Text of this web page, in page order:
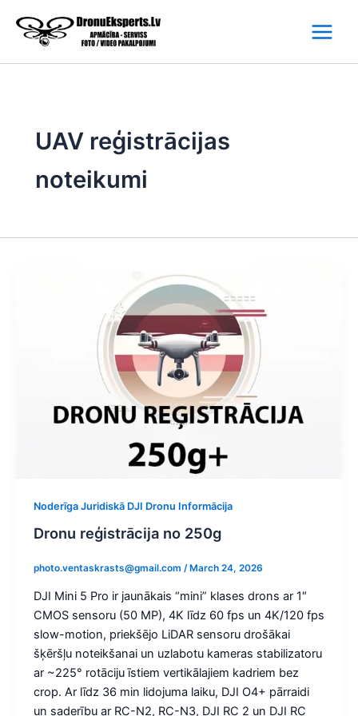
content
UAV reģistrācijas
noteikumi
Noderīga Juridiskā DJI Dronu Informācija
Dronu reģistrācija no 250g
photo.ventaskrasts@gmail.com / March 24, 2026
DJI Mini 5 Pro ir jaunākais “mini” klases drons ar 1″
CMOS sensoru (50 MP), 4K līdz 60 fps un 4K/120 fps
slow-motion, priekšējo LiDAR sensoru drošākai
šķēršļu noteikšanai un uzlabotu kameras stabilizatoru
ar ~225° rotāciju īstiem vertikālajiem kadriem bez
crop. Ar līdz 36 min lidojuma laiku, DJI O4+ pārraidi
un saderību ar RC-N2, RC-N3, DJI RC 2 un DJI RC